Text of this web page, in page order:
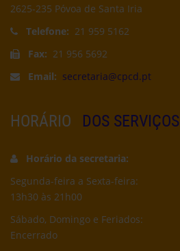
2625-235 Póvoa de Santa Iria
Telefone: 21 959 5162
Fax: 21 956 5692
Email: secretaria@cpcd.pt
HORÁRIO DOS SERVIÇOS
Horário da secretaria:
Segunda-feira a Sexta-feira:
13h30 às 21h00
Sábado, Domingo e Feriados:
Encerrado